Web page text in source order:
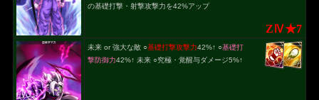
の基礎打撃・射撃攻撃力を42%アップ
ZⅣ★7
未来 or 強大な敵 ○基礎打撃攻撃力42%↑ ○基礎打
撃防御力42%↑ 未来 ○究極・覚醒与ダメージ5%↑